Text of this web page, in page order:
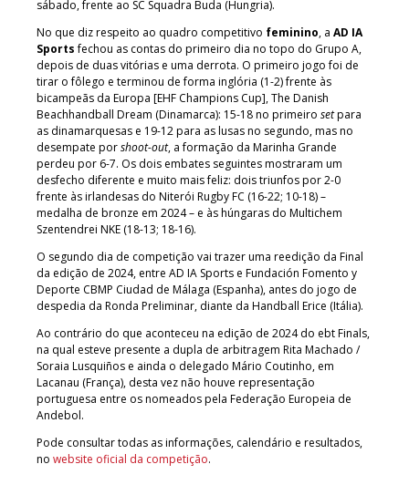
sábado, frente ao SC Squadra Buda (Hungria).
No que diz respeito ao quadro competitivo feminino, a AD IA
Sportsfechou as contas do primeiro dia no topo do Grupo A,
depois de duas vitórias e uma derrota. O primeiro jogo foi de
tirar o fôlego e terminou de forma inglória (1-2) frente às
bicampeãs da Europa [EHF Champions Cup], The Danish
Beachhandball Dream (Dinamarca): 15-18 no primeiro setpara
as dinamarquesas e 19-12 para as lusas no segundo, mas no
desempate porshoot-out, a formação da Marinha Grande
perdeu por 6-7. Os dois embates seguintes mostraram um
desfecho diferente e muito mais feliz: dois triunfos por 2-0
frente às irlandesas do Niterói Rugby FC (16-22; 10-18) –
medalha de bronze em 2024 – e às húngaras do Multichem
Szentendrei NKE (18-13; 18-16).
O segundo dia de competição vai trazer uma reedição da Final
da edição de 2024, entre AD IA Sports e Fundación Fomento y
Deporte CBMP Ciudad de Málaga (Espanha), antes do jogo de
despedia da Ronda Preliminar, diante da Handball Erice (Itália).
Ao contrário do que aconteceu na edição de 2024 do ebt Finals,
na qual esteve presente a dupla de arbitragem Rita Machado /
Soraia Lusquiños e ainda o delegado Mário Coutinho, em
Lacanau (França), desta vez não houve representação
portuguesa entre os nomeados pela Federação Europeia de
Andebol.
Pode consultar todas as informações, calendário e resultados,
no website oficial da competição.